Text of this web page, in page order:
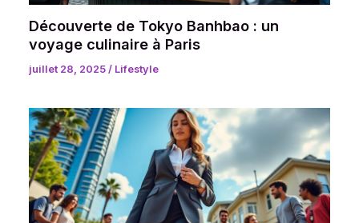
Découverte de Tokyo Banhbao : un
voyage culinaire à Paris
juillet 28, 2025 / Lifestyle